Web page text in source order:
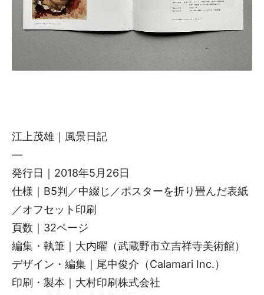
江上茂雄｜風景日記
—
発行日｜2018年5月26日
仕様｜B5判／中綴じ／ポスターを折り畳んだ表紙
／オフセット印刷
頁数｜32ページ
編集・執筆｜大内曜（武蔵野市立吉祥寺美術館）
デザイン・編集｜尾中俊介（Calamari Inc.）
印刷・製本｜大村印刷株式会社